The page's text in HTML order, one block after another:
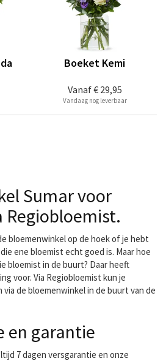
Vanaf€ 29,95
Boeket Kemi
Vandaag nog leverbaar
Sumar voor
Regiobloemist.
bloemenwinkel op de hoek of je hebt
ene bloemist echt goed is. Maar hoe
bloemist in de buurt? Daar heeft
voor. Via Regiobloemist kun je
de bloemenwinkel in de buurt van de
en garantie
7 dagen versgarantie en onze